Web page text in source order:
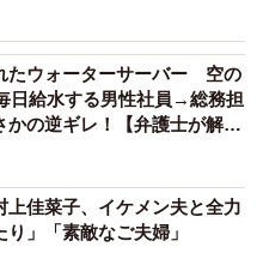
たウォーターサーバー 空の
日給水する男性社員→総務担
かの逆ギレ！【弁護士が解
上佳菜子、イケメン夫と全力
」「素敵なご夫婦」